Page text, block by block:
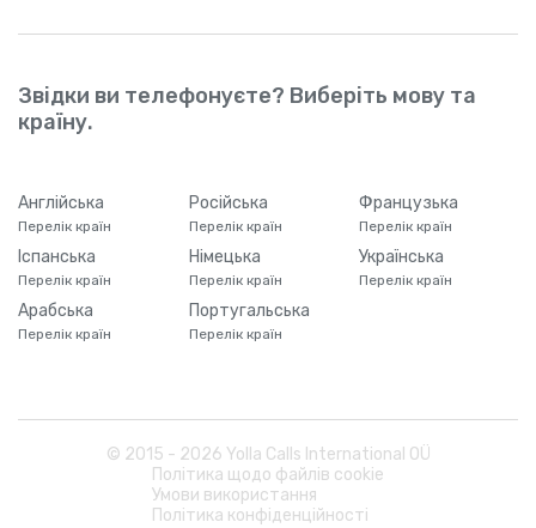
Звідки ви телефонуєте? Виберіть мову та
країну.
Англійська
Перелік країн
Російська
Перелік країн
Французька
Перелік країн
Іспанська
Перелік країн
Німецька
Перелік країн
Українська
Перелік країн
Арабська
Перелік країн
Португальська
Перелік країн
© 2015 - 2026 Yolla Calls International OÜ
Політика щодо файлів cookie
Умови використання
Політика конфіденційності